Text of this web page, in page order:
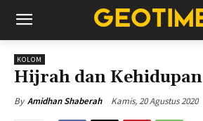
KOLOM
Hijrah dan Kehidupan
By Amidhan Shaberah Kamis, 20 Agustus 2020